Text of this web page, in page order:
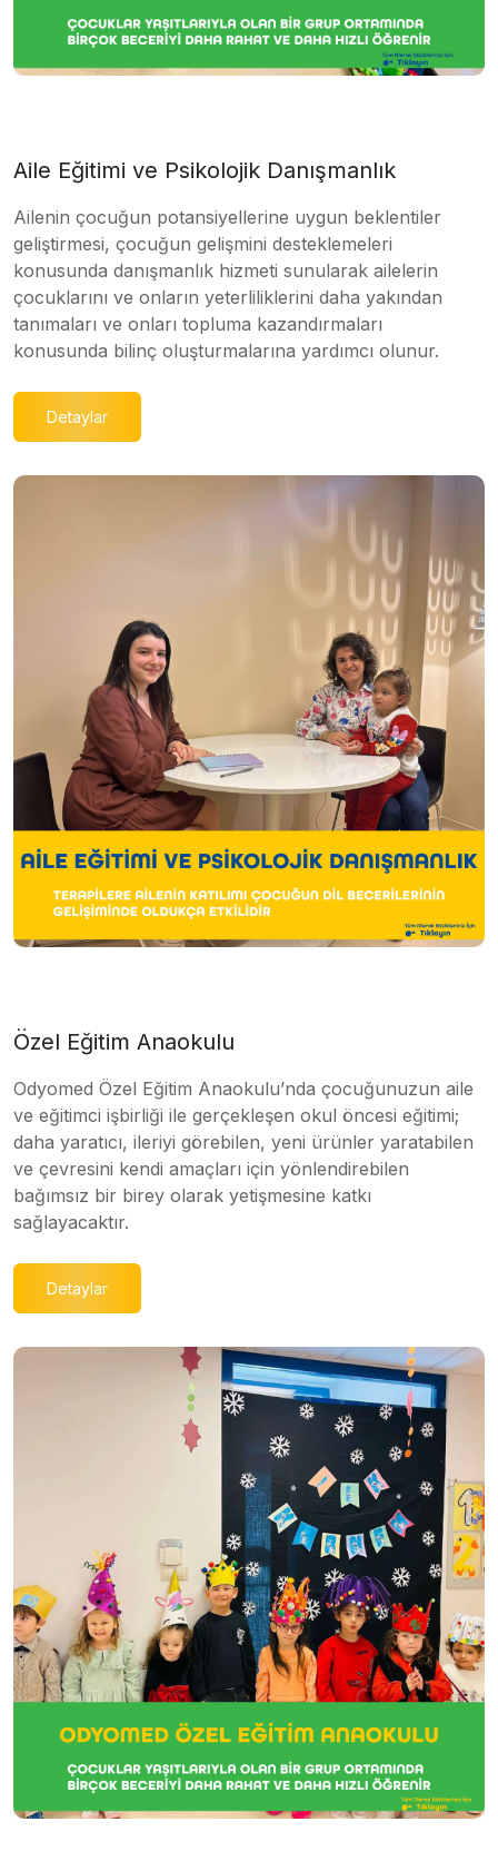
Aile Eğitimi ve Psikolojik Danışmanlık
Ailenin çocuğun potansiyellerine uygun beklentiler
geliştirmesi, çocuğun gelişmini desteklemeleri
konusunda danışmanlık hizmeti sunularak ailelerin
çocuklarını ve onların yeterliliklerini daha yakından
tanımaları ve onları topluma kazandırmaları
konusunda bilinç oluşturmalarına yardımcı olunur.
Detaylar
Özel Eğitim Anaokulu
Odyomed Özel Eğitim Anaokulu’nda çocuğunuzun aile
ve eğitimci işbirliği ile gerçekleşen okul öncesi eğitimi;
daha yaratıcı, ileriyi görebilen, yeni ürünler yaratabilen
ve çevresini kendi amaçları için yönlendirebilen
bağımsız bir birey olarak yetişmesine katkı
sağlayacaktır.
Detaylar